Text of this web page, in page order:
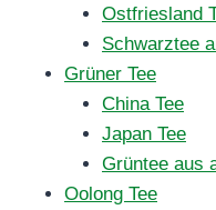
Ostfriesland
Schwarztee
Grüner Tee
China Tee
Japan Tee
Grüntee aus
Oolong Tee